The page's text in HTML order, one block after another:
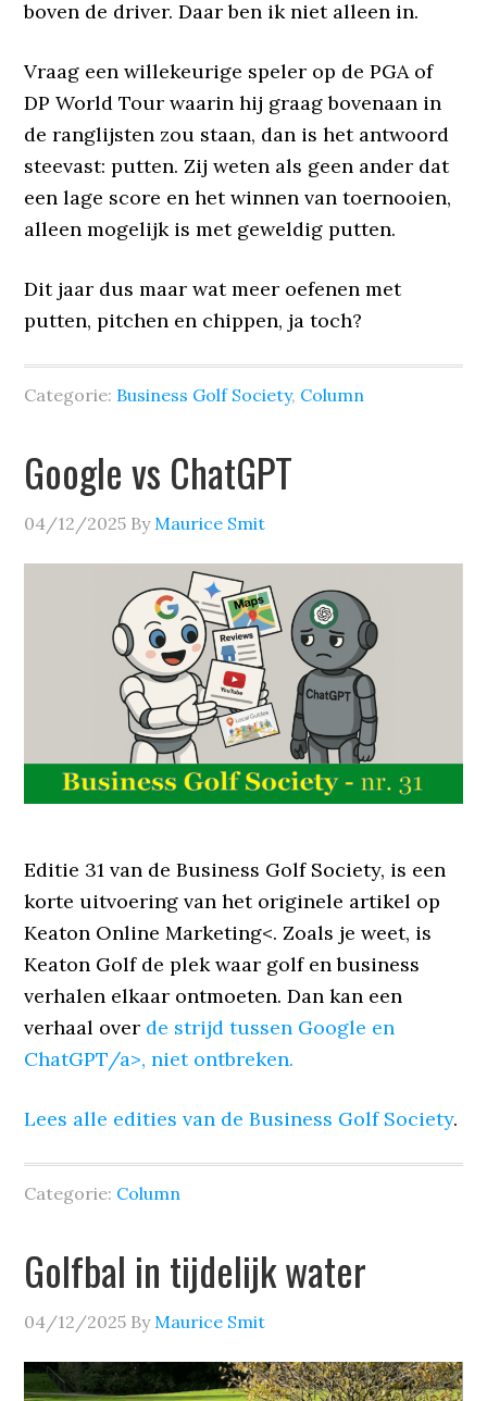
boven de driver. Daar ben ik niet alleen in.
Vraag een willekeurige speler op de PGA of
DP World Tour waarin hij graag bovenaan in
de ranglijsten zou staan, dan is het antwoord
steevast: putten. Zij weten als geen ander dat
een lage score en het winnen van toernooien,
alleen mogelijk is met geweldig putten.
Dit jaar dus maar wat meer oefenen met
putten, pitchen en chippen, ja toch?
Categorie: Business Golf Society, Column
Google vs ChatGPT
04/12/2025 By Maurice Smit
Editie 31 van de Business Golf Society, is een
korte uitvoering van het originele artikel op
Keaton Online Marketing<. Zoals je weet, is
Keaton Golf de plek waar golf en business
verhalen elkaar ontmoeten. Dan kan een
verhaal over de strijd tussen Google en
ChatGPT/a>, niet ontbreken.
Lees alle edities van deBusiness Golf Society.
Categorie: Column
Golfbal in tijdelijk water
04/12/2025 ByMaurice Smit